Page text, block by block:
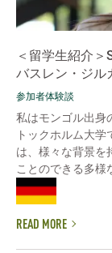
＜留学生紹介
バスレン・ジル
参加者体験談
私はモンゴル出身
トックホルム大
は、様々な背景を
ことのできる多様
READ MORE